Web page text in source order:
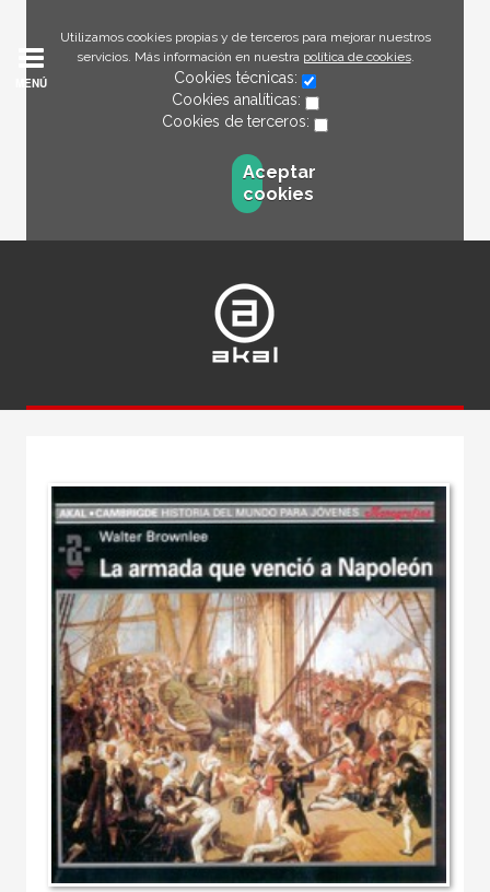
Utilizamos cookies propias y de terceros para mejorar nuestros
servicios. Más información en nuestra política de cookies.
Cookies técnicas:
Cookies analíticas:
Cookies de terceros:
Aceptar
cookies
MENÚ